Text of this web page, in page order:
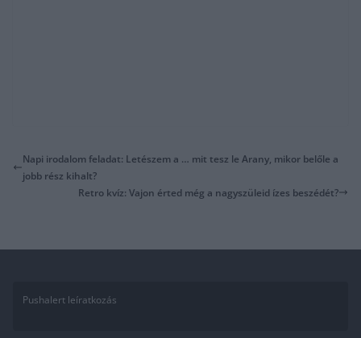
Napi irodalom feladat: Letészem a … mit tesz le Arany, mikor belőle a
jobb rész kihalt?
Retro kvíz: Vajon érted még a nagyszüleid ízes beszédét?
Pushalert leíratkozás